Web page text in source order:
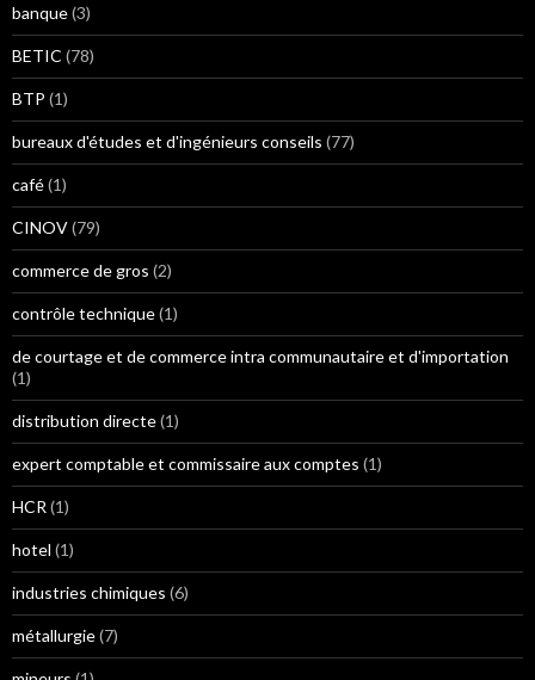
banque(3)
BETIC (78)
BTP (1)
bureaux d'études et d'ingénieurs conseils (77)
café(1)
CINOV(79)
commerce de gros (2)
contrôle technique(1)
de courtage et de commerce intra communautaire et d'importation
(1)
distribution directe(1)
expert comptable et commissaire aux comptes (1)
HCR (1)
hotel (1)
industries chimiques (6)
métallurgie(7)